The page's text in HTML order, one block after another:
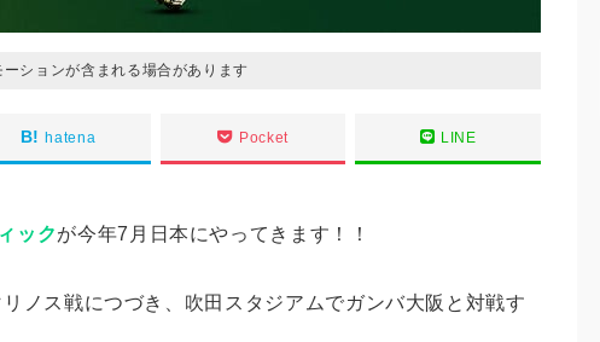
ションが含まれる場合があります
hatena Pocket LINE
ックが今年7月日本にやってきます！！
ノス戦につづき、吹田スタジアムでガンバ大阪と対戦す